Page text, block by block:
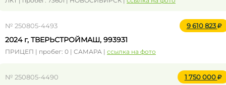
№ 250805-4493 9 610 823
2024 г, ТВЕРЬСТРОЙМАШ, 993931
ПРИЦЕП | пробег: 0 | САМАРА | ссылка на фото
№ 250805-4490 1 750 000